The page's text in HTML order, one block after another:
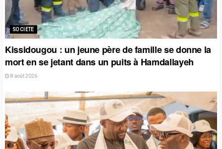
SOCIETE
Kissidougou : un jeune père de famille se donne la
mort en se jetant dans un puits à Hamdallayeh
8 août 2026